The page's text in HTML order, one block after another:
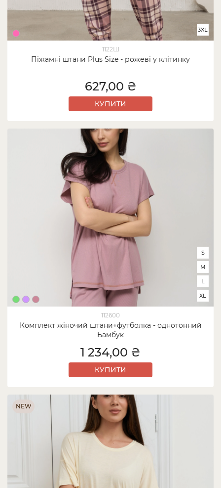
1122Ш
Піжамні штани Plus Size - рожеві у клітинку
3XL
627,00 ₴
КУПИТИ
112600
Комплект жіночий штани+футболка - однотонний
Бамбук
S
M
L
XL
1 234,00 ₴
КУПИТИ
NEW